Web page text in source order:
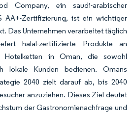
Company, ein saudi-arabischer
AA+-Zertifizierung, ist ein wichtiger
Das Unternehmen verarbeitet täglich
halal-zertifizierte Produkte an
Hotelketten in Oman, die sowohl
lokale Kunden bedienen. Omans
2040 zielt darauf ab, bis 2040
anzuziehen. Dieses Ziel deutet
der Gastronomienachfrage und